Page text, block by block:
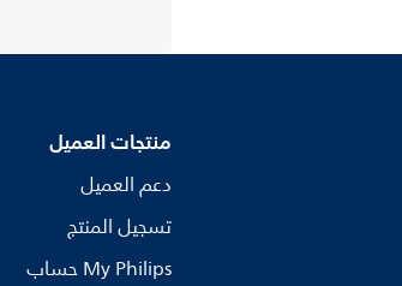
منتجات العميل
دعم العميل
تسجيل المنتج
My Philips حساب